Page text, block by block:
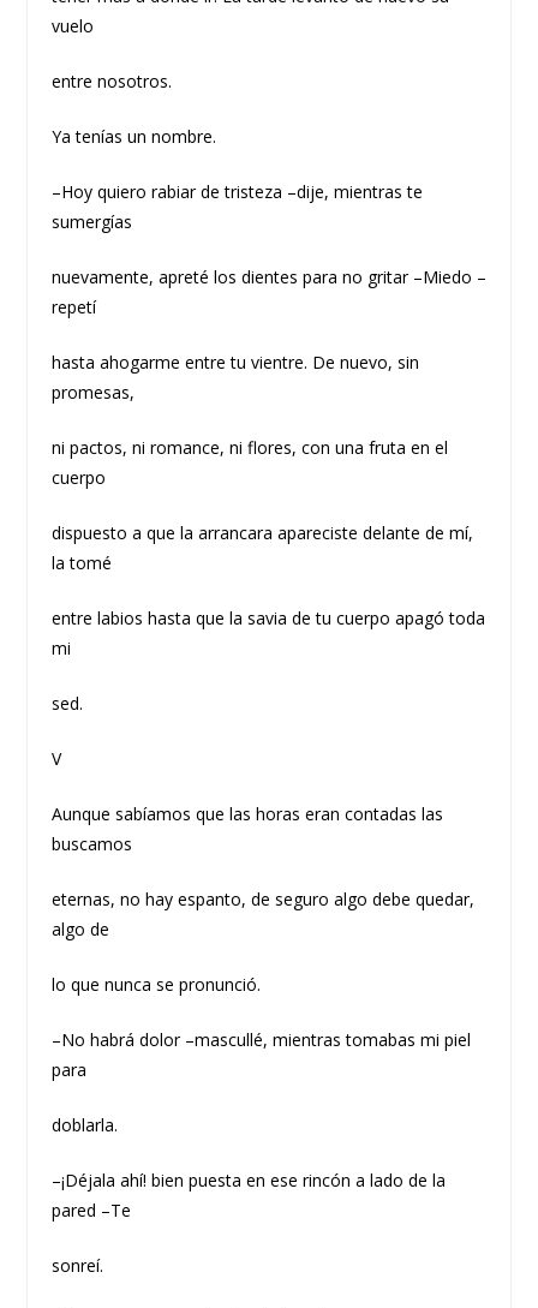
vuelo
entre nosotros.
Ya tenías un nombre.
–Hoy quiero rabiar de tristeza –dije, mientras te
sumergías
nuevamente, apreté los dientes para no gritar –Miedo –
repetí
hasta ahogarme entre tu vientre. De nuevo, sin
promesas,
ni pactos, ni romance, ni flores, con una fruta en el
cuerpo
dispuesto a que la arrancara apareciste delante de mí,
la tomé
entre labios hasta que la savia de tu cuerpo apagó toda
mi
sed.
V
Aunque sabíamos que las horas eran contadas las
buscamos
eternas, no hay espanto, de seguro algo debe quedar,
algo de
lo que nunca se pronunció.
–No habrá dolor –mascullé, mientras tomabas mi piel
para
doblarla.
–¡Déjala ahí! bien puesta en ese rincón a lado de la
pared –Te
sonreí.